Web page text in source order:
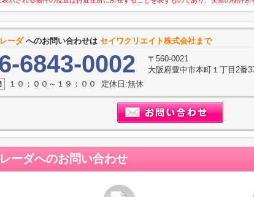
ーダへのお問い合わせは セイワクリエイト株式会社まで
6843-0002
〒560-0021
大阪府豊中市本町１丁目2番
１０：００～１９：００ 定休日:無休
ーダへのお問い合わせ